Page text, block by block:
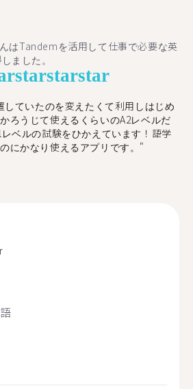
はTandemを活用して仕事で必要な英
ました。
starstarstar
していたのを変えたくて利用しはじめ
ろうじて使えるくらいのA2レベルだ
ベルの試験をひかえています！語学
にかなり使えるアプリです。"